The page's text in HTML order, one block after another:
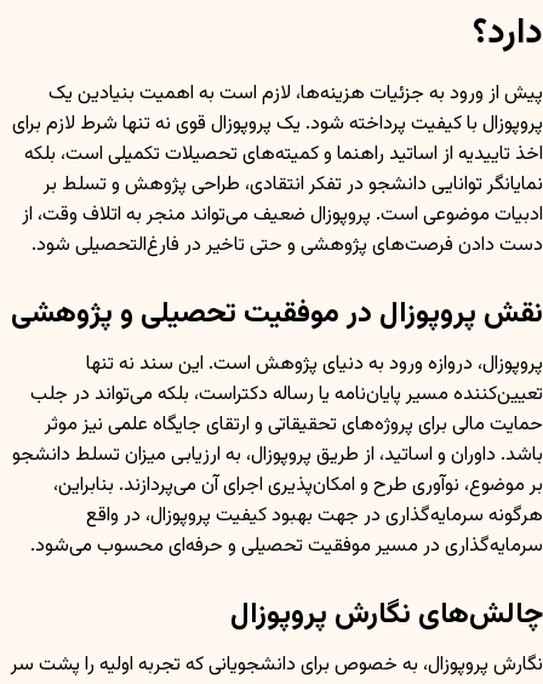
دارد؟
پیش از ورود به جزئیات هزینه‌ها، لازم است به اهمیت بنیادین یک
پروپوزال با کیفیت پرداخته شود. یک پروپوزال قوی نه تنها شرط لازم برای
اخذ تاییدیه از اساتید راهنما و کمیته‌های تحصیلات تکمیلی است، بلکه
نمایانگر توانایی دانشجو در تفکر انتقادی، طراحی پژوهش و تسلط بر
ادبیات موضوعی است. پروپوزال ضعیف می‌تواند منجر به اتلاف وقت، از
دست دادن فرصت‌های پژوهشی و حتی تاخیر در فارغ‌التحصیلی شود.
نقش پروپوزال در موفقیت تحصیلی و پژوهشی
پروپوزال، دروازه ورود به دنیای پژوهش است. این سند نه تنها
تعیین‌کننده مسیر پایان‌نامه یا رساله دکتراست، بلکه می‌تواند در جلب
حمایت مالی برای پروژه‌های تحقیقاتی و ارتقای جایگاه علمی نیز موثر
باشد. داوران و اساتید، از طریق پروپوزال، به ارزیابی میزان تسلط دانشجو
بر موضوع، نوآوری طرح و امکان‌پذیری اجرای آن می‌پردازند. بنابراین،
هرگونه سرمایه‌گذاری در جهت بهبود کیفیت پروپوزال، در واقع
سرمایه‌گذاری در مسیر موفقیت تحصیلی و حرفه‌ای محسوب می‌شود.
چالش‌های نگارش پروپوزال
نگارش پروپوزال، به خصوص برای دانشجویانی که تجربه اولیه را پشت سر